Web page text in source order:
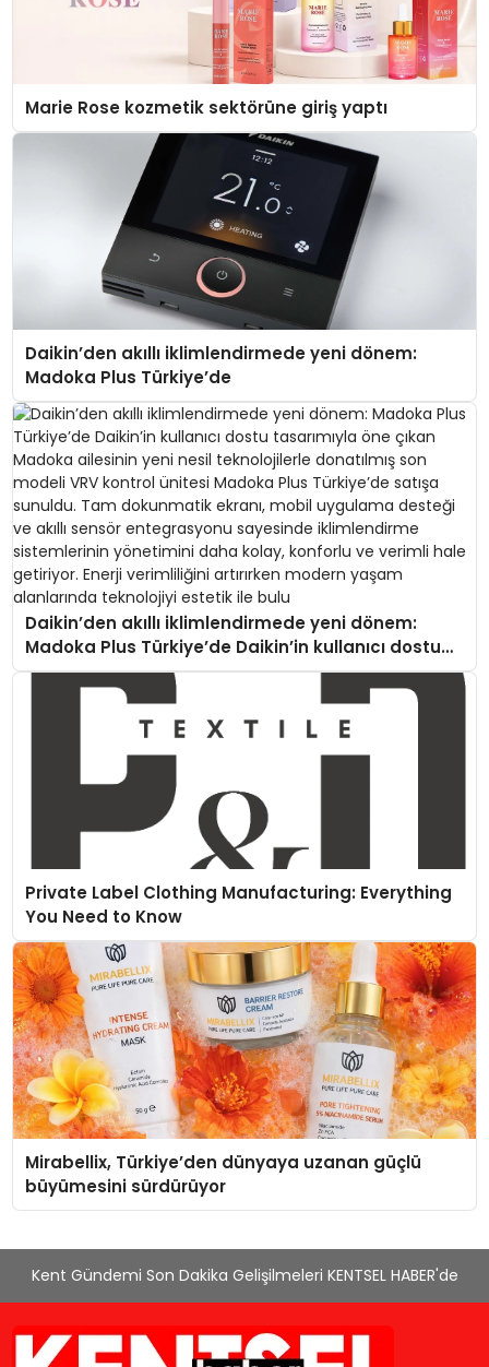
Marie Rose kozmetik sektörüne giriş yaptı
Daikin’den akıllı iklimlendirmede yeni dönem:
Madoka Plus Türkiye’de
Daikin’den akıllı iklimlendirmede yeni dönem:
Madoka Plus Türkiye’de Daikin’in kullanıcı dostu
tasarımıyla öne çıkan Madoka ailesinin yeni nesil
teknolojilerle donatılmış son modeli VRV kontrol
ünitesi Madoka Plus Türkiye’de satışa sunuldu.
Tam dokunmatik ekranı, mobil uygulama desteği
iklimlendirme sistemlerinin yönetimini daha kolay,
konforlu ve verimli hale getiriyor. Enerji verimliliğini
artırırken modern yaşam alanlarında teknolojiyi
Private Label Clothing Manufacturing: Everything
You Need to Know
Mirabellix, Türkiye’den dünyaya uzanan güçlü
büyümesini sürdürüyor
Kent Gündemi Son Dakika Gelişilmeleri KENTSEL HABER'de